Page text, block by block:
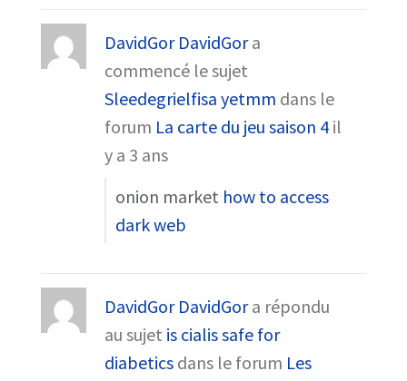
DavidGor DavidGora
commencé le sujet
Sleedegrielfisa yetmm dans le
forum La carte du jeu saison 4 il
y a 3 ans
onion market how to access
dark web
DavidGor DavidGora répondu
au sujet is cialis safe for
diabetics dans le forum Les